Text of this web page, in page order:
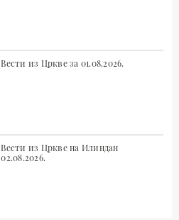
Вести из Цркве за 01.08.2026.
Вести из Цркве на Илиндан
02.08.2026.